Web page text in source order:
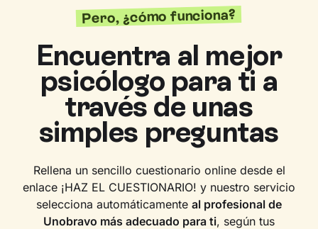
Pero, ¿cómo funciona?
Encuentra al mejor
psicólogo para ti a
través de unas
simples preguntas
Rellena un sencillo cuestionario online desde el
enlace ¡HAZ EL CUESTIONARIO! y nuestro servicio
selecciona automáticamente al profesional de
Unobravo más adecuado para ti, según tus